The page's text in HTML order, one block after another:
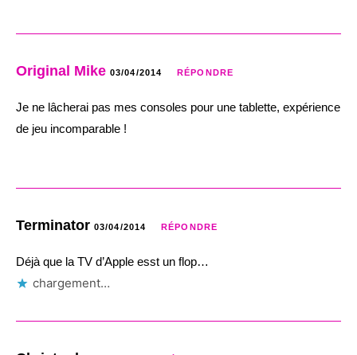
Original Mike 03/04/2014 RÉPONDRE
Je ne lâcherai pas mes consoles pour une tablette, expérience
de jeu incomparable !
Terminator 03/04/2014 RÉPONDRE
Déjà que la TV d’Apple esst un flop…
chargement…